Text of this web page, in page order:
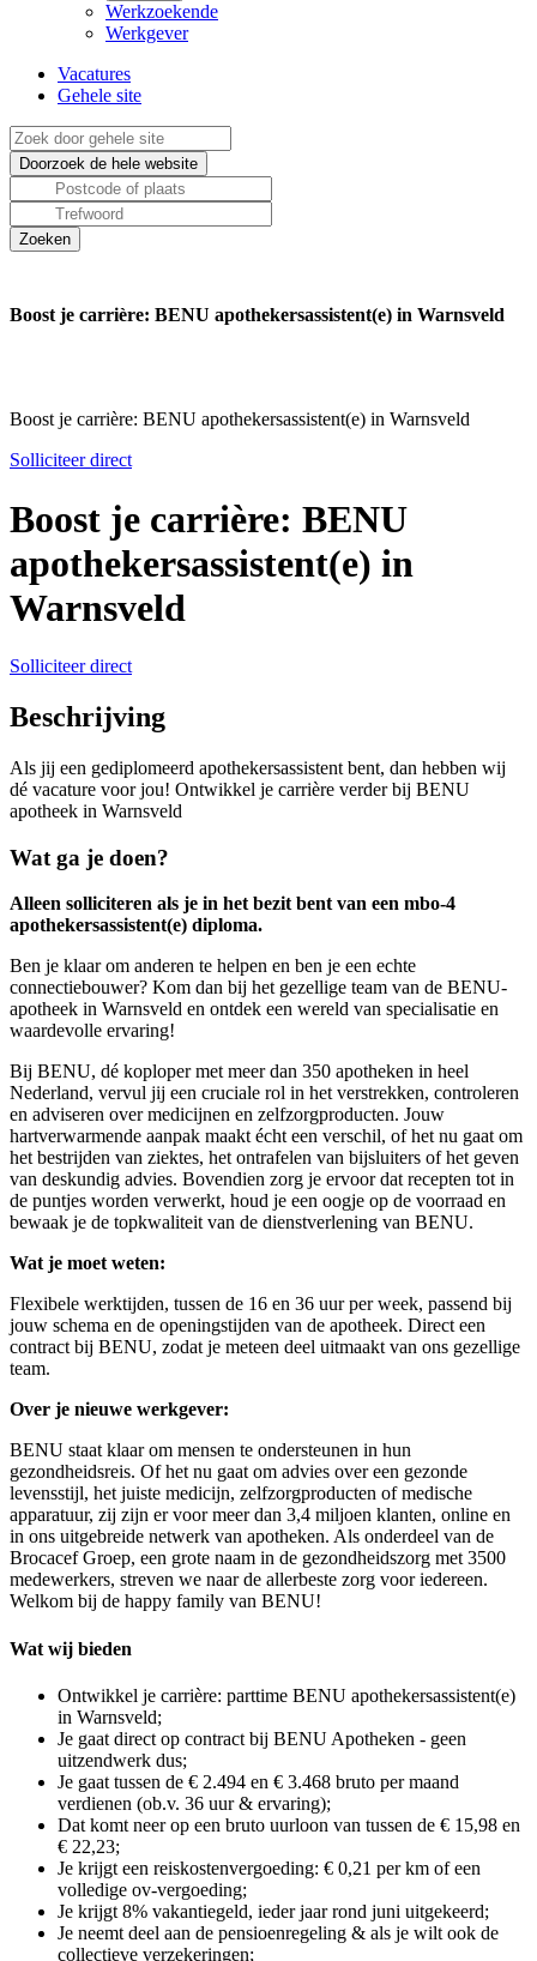
Werkzoekende
Werkgever
Vacatures
Gehele site
Boost je carrière: BENU apothekersassistent(e) in Warnsveld
Boost je carrière: BENU apothekersassistent(e) in Warnsveld
Solliciteer direct
Boost je carrière: BENU
apothekersassistent(e) in
Warnsveld
Solliciteer direct
Beschrijving
Als jij een gediplomeerd apothekersassistent bent, dan hebben wij
dé vacature voor jou! Ontwikkel je carrière verder bij BENU
apotheek in Warnsveld
Wat ga je doen?
Alleen solliciteren als je in het bezit bent van een mbo-4
apothekersassistent(e) diploma.
Ben je klaar om anderen te helpen en ben je een echte
connectiebouwer? Kom dan bij het gezellige team van de BENU-
apotheek in Warnsveld en ontdek een wereld van specialisatie en
waardevolle ervaring!
Bij BENU, dé koploper met meer dan 350 apotheken in heel
Nederland, vervul jij een cruciale rol in het verstrekken, controleren
en adviseren over medicijnen en zelfzorgproducten. Jouw
hartverwarmende aanpak maakt écht een verschil, of het nu gaat om
het bestrijden van ziektes, het ontrafelen van bijsluiters of het geven
van deskundig advies. Bovendien zorg je ervoor dat recepten tot in
de puntjes worden verwerkt, houd je een oogje op de voorraad en
bewaak je de topkwaliteit van de dienstverlening van BENU.
Wat je moet weten:
Flexibele werktijden, tussen de 16 en 36 uur per week, passend bij
jouw schema en de openingstijden van de apotheek. Direct een
contract bij BENU, zodat je meteen deel uitmaakt van ons gezellige
team.
Over je nieuwe werkgever:
BENU staat klaar om mensen te ondersteunen in hun
gezondheidsreis. Of het nu gaat om advies over een gezonde
levensstijl, het juiste medicijn, zelfzorgproducten of medische
apparatuur, zij zijn er voor meer dan 3,4 miljoen klanten, online en
in ons uitgebreide netwerk van apotheken. Als onderdeel van de
Brocacef Groep, een grote naam in de gezondheidszorg met 3500
medewerkers, streven we naar de allerbeste zorg voor iedereen.
Welkom bij de happy family van BENU!
Wat wij bieden
Ontwikkel je carrière: parttime BENU apothekersassistent(e)
in Warnsveld;
Je gaat direct op contract bij BENU Apotheken - geen
uitzendwerk dus;
Je gaat tussen de € 2.494 en € 3.468 bruto per maand
verdienen (ob.v. 36 uur & ervaring);
Dat komt neer op een bruto uurloon van tussen de € 15,98 en
€ 22,23;
Je krijgt een reiskostenvergoeding: € 0,21 per km of een
volledige ov-vergoeding;
Je krijgt 8% vakantiegeld, ieder jaar rond juni uitgekeerd;
Je neemt deel aan de pensioenregeling & als je wilt ook de
collectieve verzekeringen;